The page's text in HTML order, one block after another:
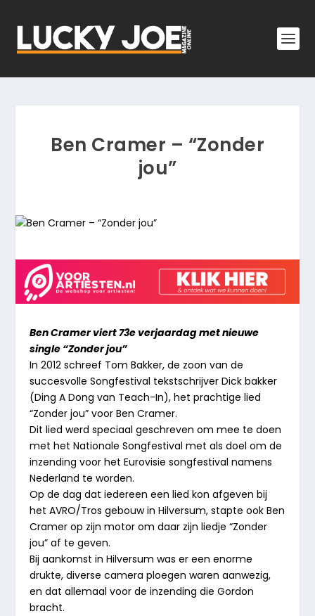
Ben Cramer – “Zonder
jou”
Ben Cramer viert 73e verjaardag met nieuwe
single “Zonder jou”
In 2012 schreef Tom Bakker, de zoon van de
succesvolle Songfestival tekstschrijver Dick bakker
(Ding A Dong van Teach-In), het prachtige lied
“Zonder jou” voor Ben Cramer.
Dit lied werd speciaal geschreven om mee te doen
met het Nationale Songfestival met als doel om de
inzending voor het Eurovisie songfestival namens
Nederland te worden.
Op de dag dat iedereen een lied kon afgeven bij
het AVRO/Tros gebouw in Hilversum, stapte ook Ben
Cramer op zijn motor om daar zijn liedje “Zonder
jou” af te geven.
Bij aankomst in Hilversum was er een enorme
drukte, diverse camera ploegen waren aanwezig,
en dat allemaal voor de inzending die Gordon
bracht.